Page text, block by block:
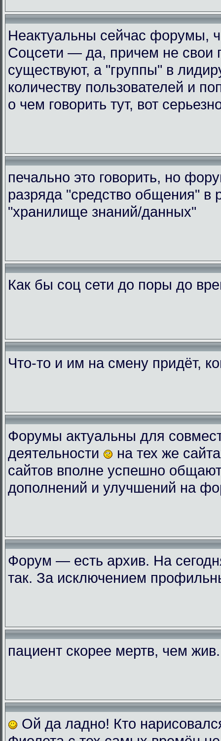
Неактуальны сейчас форумы,
Соцсети — да, причем не свои
существуют, а "группы" в
количеству пользователей и
о чем говорить тут, вот
печально это говорить, но
разряда "средство общения" в
"хранилище знаний/данных"
Как бы соц сети до поры до
Что-то и им на смену придёт,
Форумы актуальны для
деятельности
на тех же
сайтов вполне успешно
дополнений и улучшений на
Форум — есть архив. На
так. За исключением
пациент скорее мертв, чем
Ой да ладно! Кто